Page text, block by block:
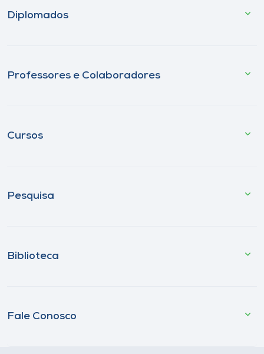
Diplomados
Professores e Colaboradores
Cursos
Pesquisa
Biblioteca
Fale Conosco